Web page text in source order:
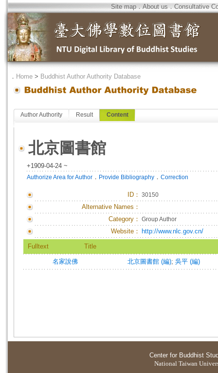
Site map．About us．Consultative
． Home > Buddhist Author Authority Database
Author Authority Result Content
北京圖書館
+1909-04-24 ~
Authorize Area for Author ． Provide Bibliography ． Correction
ID ： 30150
Alternative Names：
Category： Group Author
Website： http://www.nlc.gov.cn/
Fulltext Title
名家說佛 北京圖書館 (編); 吳平 (編)
Center for Buddhist
National Taiwan